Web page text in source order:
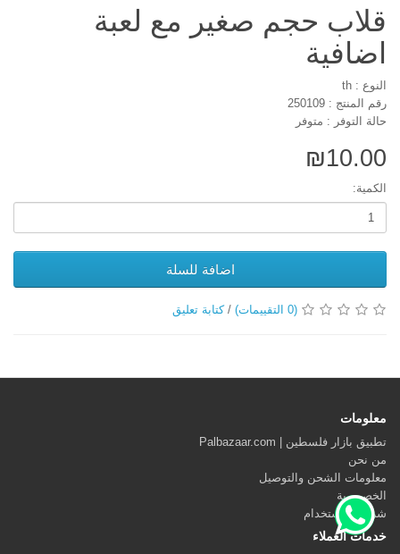
قلاب حجم صغير مع لعبة
اضافية
النوع : th
رقم المنتج : 250109
حالة التوفر : متوفر
₪10.00
الكمية:
اضافة للسلة
(0 التقييمات) /كتابة تعليق
معلومات
تطبيق بازار فلسطين | Palbazaar.com
من نحن
معلومات الشحن والتوصيل
الخصوصية
شروط الاستخدام
خدمات العملاء